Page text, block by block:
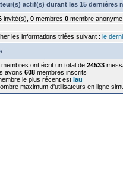
actif(s) durant les 15 dernières
invité(s), 0 membres 0 membre anonyme
les informations triées suivant : le
membres ont écrit un total de 24533
avons 608 membres inscrits
le plus récent est lau
maximum d'utilisateurs en ligne